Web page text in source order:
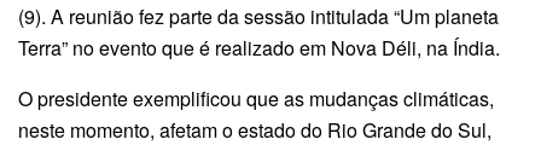
(9). A reunião fez parte da sessão intitulada “Um planeta
Terra” no evento que é realizado em Nova Déli, na Índia.
O presidente exemplificou que as mudanças climáticas,
neste momento, afetam o estado do Rio Grande do Sul,